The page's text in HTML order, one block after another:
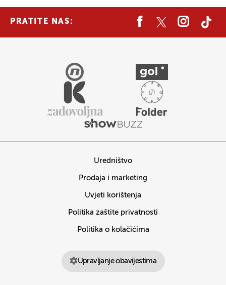
PRATITE NAS:
Uredništvo
Prodaja i marketing
Uvjeti korištenja
Politika zaštite privatnosti
Politika o kolačićima
Upravljanje obavijestima